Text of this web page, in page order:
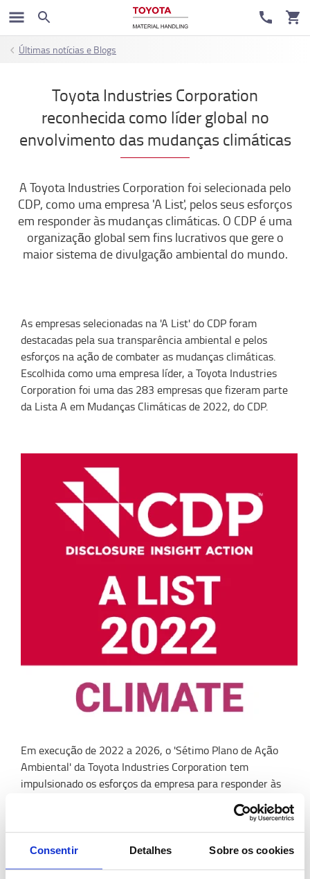
Consentir Detalhes Sobre os cookies
Últimas notícias e Blogs
Toyota Industries Corporation
reconhecida como líder global no
envolvimento das mudanças climáticas
A Toyota Industries Corporation foi selecionada pelo
CDP, como uma empresa 'A List', pelos seus esforços
em responder às mudanças climáticas. O CDP é uma
organização global sem fins lucrativos que gere o
maior sistema de divulgação ambiental do mundo.
As empresas selecionadas na 'A List' do CDP foram
destacadas pelasua transparência ambiental e pelos
esforços naaçãodecombater as mudanças climáticas.
Escolhida como uma empresa líder, a Toyota Industries
Corporation foi uma das 283 empresas que fizeram parte
da Lista A em Mudanças Climáticas de 2022, do CDP.
Em execução de 2022 a 2026, o 'Sétimo Plano de Ação
Ambiental' da Toyota Industries Corporation tem
impulsionado os esforços da empresa para responder às
mudanças climáticas. As suas prioridades incluem
reduzir o impacto ambiental dos produtos, responder
estrategicamente aos riscos e oportunidades das
mudanças climáticas, bem como divulgar dados
ambientais de forma transparente por meio de